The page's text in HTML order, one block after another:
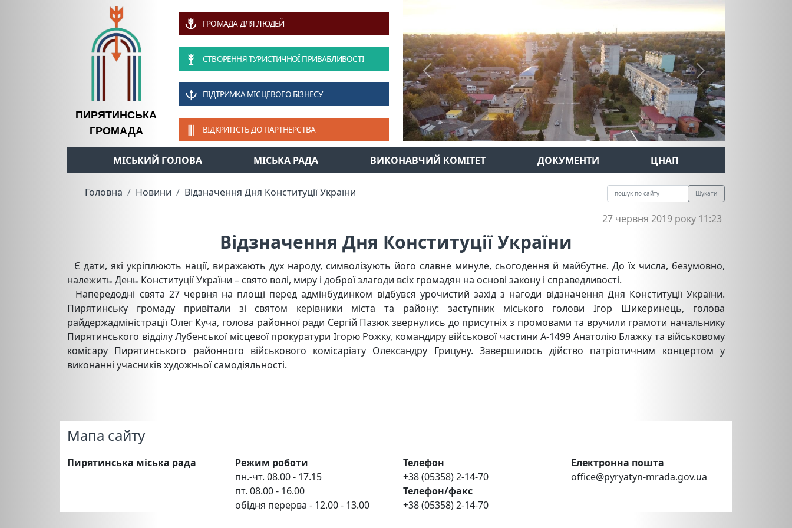
ПИРЯТИНСЬКА
ГРОМАДА
ГРОМАДА ДЛЯ ЛЮДЕЙ
СТВОРЕННЯ ТУРИСТИЧНОЇ ПРИВАБЛИВОСТІ
ПІДТРИМКА МІСЦЕВОГО БІЗНЕСУ
ВІДКРИТІСТЬ ДО ПАРТНЕРСТВА
Previous Next
МІСЬКИЙ ГОЛОВА МІСЬКА РАДА ВИКОНАВЧИЙ КОМІТЕТ ДОКУМЕНТИ ЦНАП
Головна Новини Відзначення Дня Конституції України Шукати
27 червня 2019 року 11:23
Відзначення Дня Конституції України
Є дати, які укріплюють нації, виражають дух народу, символізують його славне минуле, сьогодення й майбутнє. До їх числа, безумовно,
належить День Конституції України – свято волі, миру і доброї злагоди всіх громадян на основі закону і справедливості.
Напередодні свята 27 червня на площі перед адмінбудинком відбувся урочистий захід з нагоди відзначення Дня Конституції України.
Пирятинську громаду привітали зі святом керівники міста та району: заступник міського голови Ігор Шикеринець, голова
райдержадміністрації Олег Куча, голова районної ради Сергій Пазюк звернулись до присутніх з промовами та вручили грамоти начальнику
Пирятинського відділу Лубенської місцевої прокуратури Ігорю Рожку, командиру військової частини А-1499 Анатолію Блажку та військовому
комісару Пирятинського районного військового комісаріату Олександру Грицуну. Завершилось дійство патріотичним концертом у
виконанні учасників художньої самодіяльності.
Мапа сайту
Пирятинська міська рада
Режим роботи
пн.-чт. 08.00 - 17.15
пт. 08.00 - 16.00
обідня перерва - 12.00 - 13.00
Телефон
+38 (05358) 2-14-70
Телефон/факс
+38 (05358) 2-14-70
Електронна пошта
office@pyryatyn-mrada.gov.ua